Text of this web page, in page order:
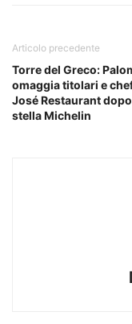
Articolo precedente
Torre del Greco:
omaggia titolari e
José Restaurant
stella Michelin